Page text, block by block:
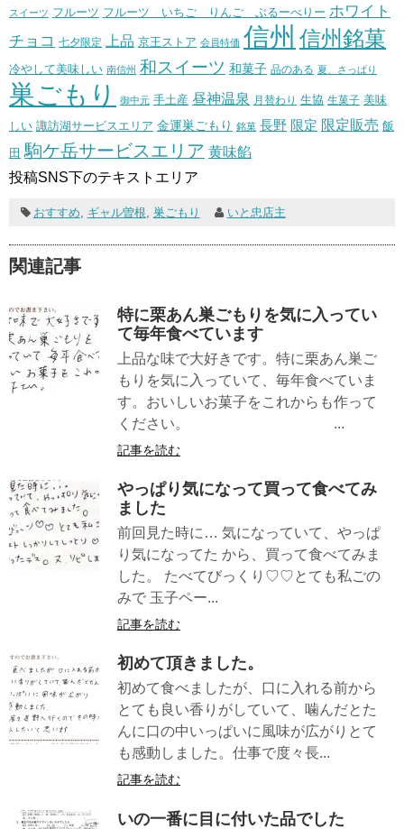
スイーツ フルーツ フルーツ いちご りんご ぶるーべりー ホワイト
チョコ 七夕限定 上品 京王ストア 会員特価 信州 信州銘菓
冷やして美味しい 南信州 和スイーツ 和菓子 品のある 夏、さっぱり
巣ごもり 御中元 手土産 昼神温泉 月替わり 生協 生菓子 美味
しい 諏訪湖サービスエリア 金運巣ごもり 銘菓 長野 限定 限定販売 飯
田 駒ケ岳サービスエリア 黄味餡
投稿SNS下のテキストエリア
おすすめ ギャル曽根 巣ごもり いと忠店主
関連記事
特に栗あん巣ごもりを気に入ってい
て毎年食べています
上品な味で大好きです。特に栗あん巣ご
もりを気に入っていて、毎年食べていま
す。おいしいお菓子をこれからも作って
ください。 ...
記事を読む
やっぱり気になって買って食べてみ
ました
前回見た時に… 気になっていて、やっぱ
り気になってた から、買って食べてみま
した。 たべてびっくり♡♡とても私ごの
みで 玉子ペー...
記事を読む
初めて頂きました。
初めて食べましたが、口に入れる前から
とても良い香りがしていて、噛んだとた
んに口の中いっぱいに風味が広がりとて
も感動しました。仕事で度々長...
記事を読む
いの一番に目に付いた品でした